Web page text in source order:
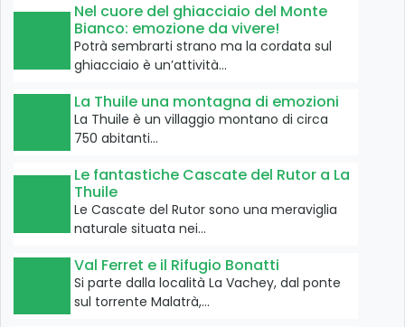
Nel cuore del ghiacciaio del Monte
Bianco: emozione da vivere!
Potrà sembrarti strano ma la cordata sul
ghiacciaio è un’attività…
La Thuile una montagna di emozioni
La Thuile è un villaggio montano di circa
750 abitanti…
Le fantastiche Cascate del Rutor a La
Thuile
Le Cascate del Rutor sono una meraviglia
naturale situata nei…
Val Ferret e il Rifugio Bonatti
Si parte dalla località La Vachey, dal ponte
sul torrente Malatrà,…